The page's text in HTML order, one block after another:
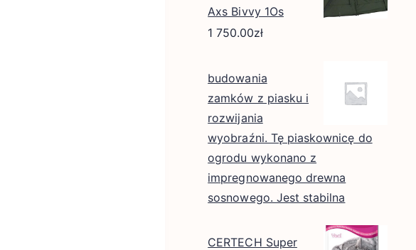
Axs Bivvy 1Os
1 750.00zł
budowania
zamków z piasku i
rozwijania
wyobraźni. Tę piaskownicę do
ogrodu wykonano z
impregnowanego drewna
sosnowego. Jest stabilna
CERTECH Super